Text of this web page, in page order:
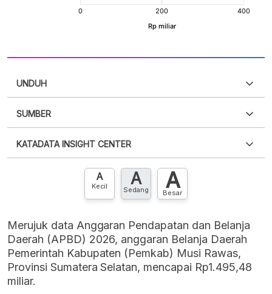
UNDUH
XLS
SUMBER
punya akun?Silakan Daftar sekarang
KATADATA INSIGHT CENTER
Hubungi sekarang »
A
Kecil A
Sedang A
Besar
Merujuk data Anggaran Pendapatan dan Belanja
Daerah (APBD) 2026, anggaran Belanja Daerah
Pemerintah Kabupaten (Pemkab) Musi Rawas,
Provinsi Sumatera Selatan, mencapai Rp1.495,48
miliar.